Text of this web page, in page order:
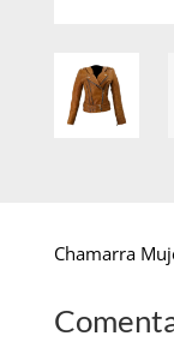
Chamarra